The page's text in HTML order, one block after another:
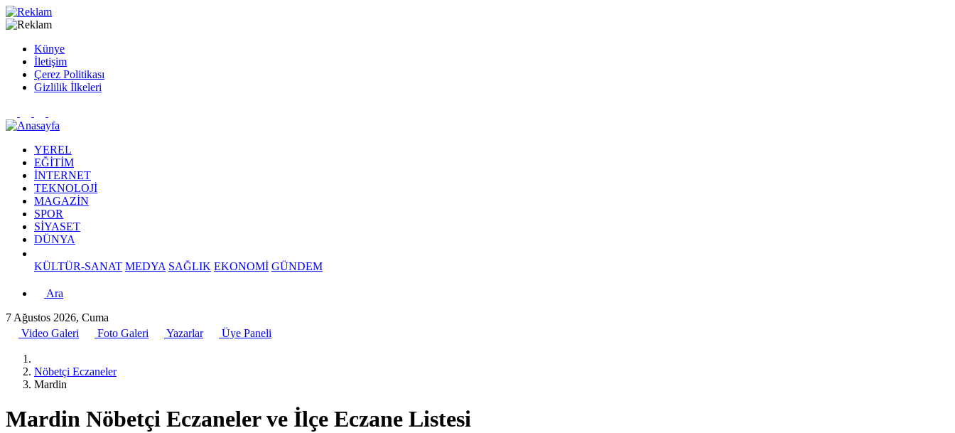
Künye
İletişim
Çerez Politikası
Gizlilik İlkeleri
YEREL
EĞİTİM
İNTERNET
TEKNOLOJİ
MAGAZİN
SPOR
SİYASET
DÜNYA
KÜLTÜR-SANAT MEDYA SAĞLIK EKONOMİ GÜNDEM
Ara
7 Ağustos 2026, Cuma
Video Galeri
Foto Galeri Yazarlar Üye Paneli
Nöbetçi Eczaneler
Mardin
Mardin Nöbetçi Eczaneler ve İlçe Eczane Listesi